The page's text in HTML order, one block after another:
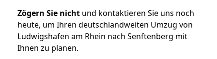
Zögern Sie nicht und kontaktieren Sie uns noch
heute, um Ihren deutschlandweiten Umzug von
Ludwigshafen am Rhein nach Senftenberg mit
Ihnen zu planen.